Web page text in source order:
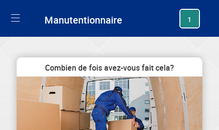
Manutentionnaire 1
Combien de fois avez-vous fait cela?